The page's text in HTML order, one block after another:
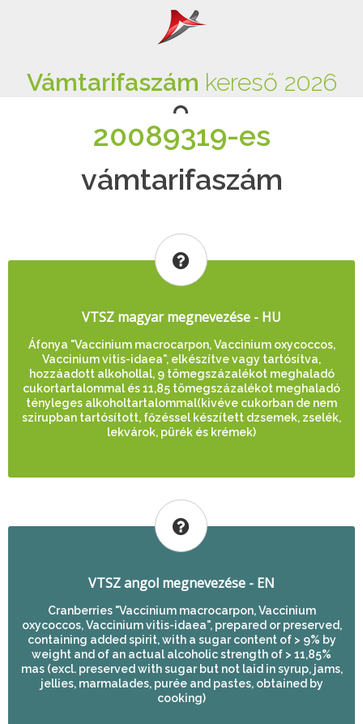
Vámtarifaszám kereső 2026
20089319-es
vámtarifaszám
VTSZ magyar megnevezése - HU
Áfonya "Vaccinium macrocarpon, Vaccinium oxycoccos,
Vaccinium vitis-idaea", elkészítve vagy tartósítva,
hozzáadott alkohollal, 9 tömegszázalékot meghaladó
cukortartalommal és 11,85 tömegszázalékot meghaladó
tényleges alkoholtartalommal(kivéve cukorban de nem
szirupban tartósított, főzéssel készített dzsemek, zselék,
lekvárok, pürék és krémek)
VTSZ angol megnevezése - EN
Cranberries "Vaccinium macrocarpon, Vaccinium
oxycoccos, Vaccinium vitis-idaea", prepared or preserved,
containing added spirit, with a sugar content of > 9% by
weight and of an actual alcoholic strength of > 11,85%
mas (excl. preserved with sugar but not laid in syrup, jams,
jellies, marmalades, purée and pastes, obtained by
cooking)